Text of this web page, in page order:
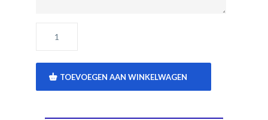
TOEVOEGEN AAN WINKELWAGEN